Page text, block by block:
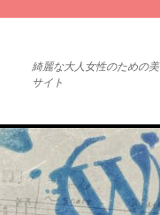
綺麗な大人女性のための
サイト